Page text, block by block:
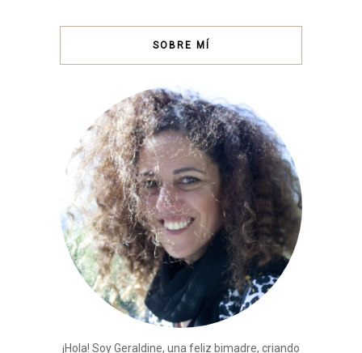
SOBRE MÍ
¡Hola! Soy Geraldine, una feliz bimadre, criando